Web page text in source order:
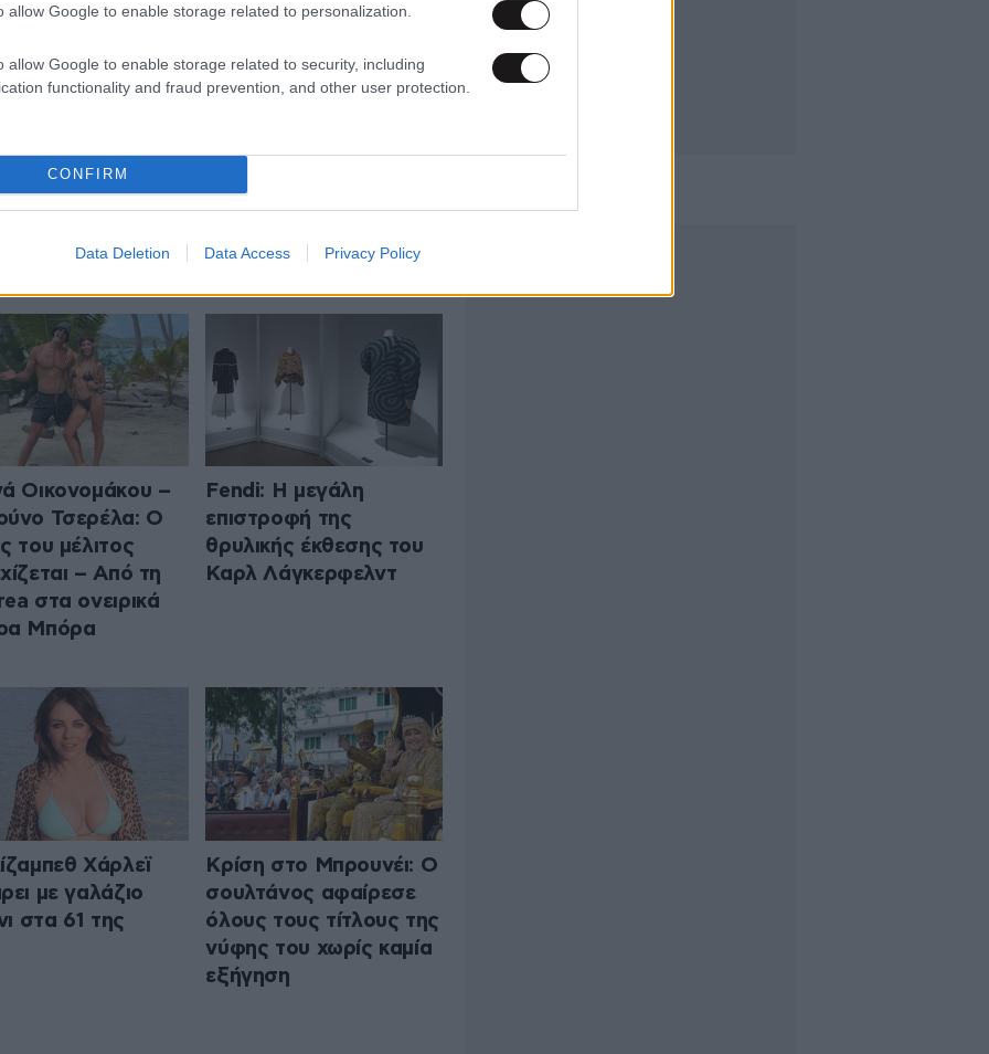
allow Google to enable storage related to personalization.
allow Google to enable storage related to security, including
functionality and fraud prevention, and other user protection.
CONFIRM
Data Deletion Data Access Privacy Policy
LIFESTYLE ΟΛΑ ΤΑ ΑΡΘΡΑ
Οικονομάκου –
Τσερέλα: Ο
του μέλιτος
– Από τη
στα ονειρικά
Μπόρα
Fendi: Η μεγάλη
επιστροφή της
θρυλικής έκθεσης του
Καρλ Λάγκερφελντ
Χάρλεϊ
με γαλάζιο
στα 61 της
Κρίση στο Μπρουνέι: Ο
σουλτάνος αφαίρεσε
όλους τους τίτλους της
νύφης του χωρίς καμία
εξήγηση